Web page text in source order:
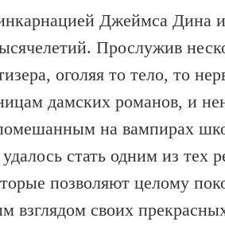
Джеймса Дина
Прослужив
оголяя то тело, то
дамских романов, и
на вампирах
стать одним из тех
позволяют целому
взглядом своих